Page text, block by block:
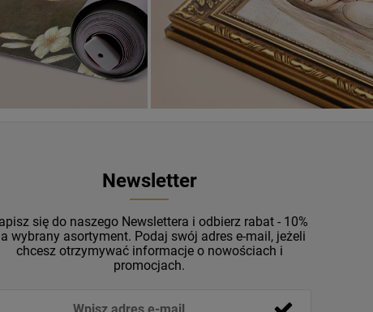
Newsletter
się do naszego Newslettera i odbierz rabat - 10%
wybrany asortyment. Podaj swój adres e-mail, jeżeli
chcesz otrzymywać informacje o nowościach i
promocjach.